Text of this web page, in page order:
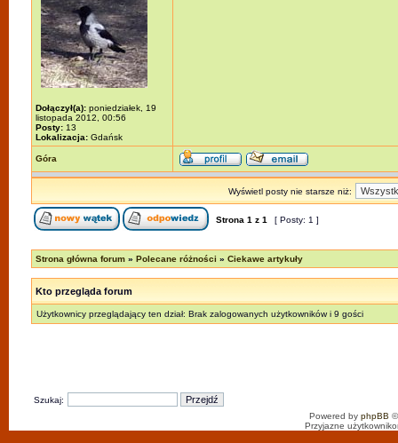
Dołączył(a): poniedziałek, 19
listopada 2012, 00:56
Posty: 13
Lokalizacja: Gdańsk
Góra
Wyświetl posty nie starsze niż:
Strona 1 z 1 [ Posty: 1 ]
Strona główna forum » Polecane różności » Ciekawe artykuły
Kto przegląda forum
Użytkownicy przeglądający ten dział: Brak zalogowanych użytkowników i 9 gości
Szukaj:
Powered by phpBB
Przyjazne